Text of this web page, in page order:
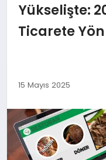
EKONOMI
TEKNOLOJI
YAŞAM
Yükselişte:
Ticarete
15 Mayıs 2025